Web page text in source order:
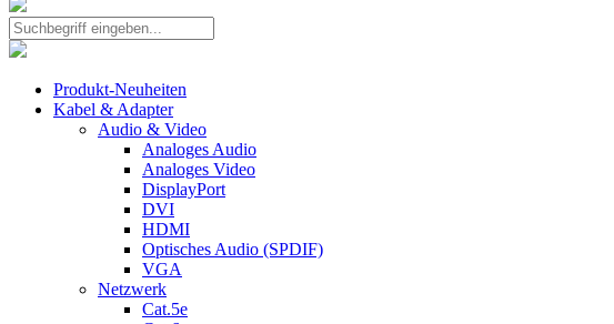
Produkt-Neuheiten
Kabel & Adapter
Audio & Video
Analoges Audio
Analoges Video
DisplayPort
DVI
HDMI
Optisches Audio (SPDIF)
VGA
Netzwerk
Cat.5e